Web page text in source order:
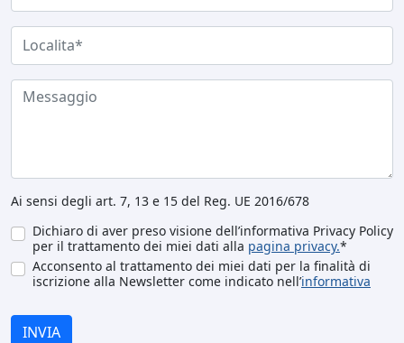
Ai sensi degli art. 7, 13 e 15 del Reg. UE 2016/678
Dichiaro di aver preso visione dell’informativa Privacy Policy
per il trattamento dei miei dati alla pagina privacy.*
Acconsento al trattamento dei miei dati per la finalità di
iscrizione alla Newsletter come indicato nell’informativa
INVIA